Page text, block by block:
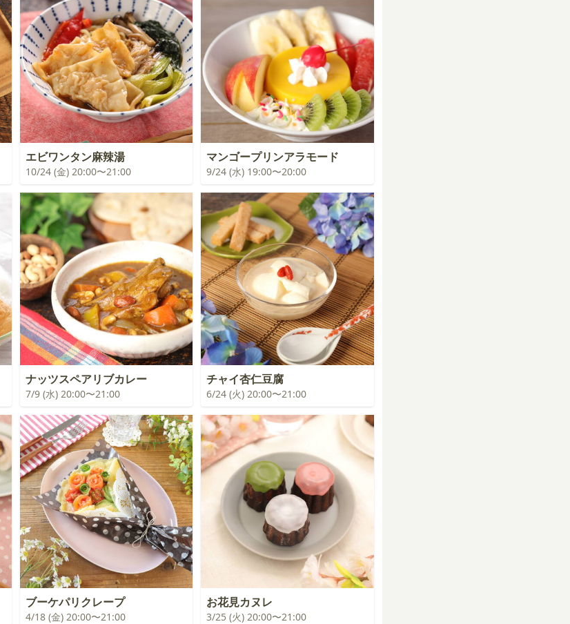
エビワンタン麻辣湯
10/24 (金) 20:00〜21:00
マンゴープリンアラモード
9/24 (水) 19:00〜20:00
ナッツスペアリブカレー
7/9 (水) 20:00〜21:00
チャイ杏仁豆腐
6/24 (火) 20:00〜21:00
ブーケパリクレープ
4/18 (金) 20:00〜21:00
お花見カヌレ
3/25 (火) 20:00〜21:00